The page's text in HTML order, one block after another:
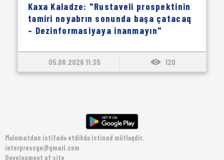
Kaxa Kaladze: "Rustaveli prospektinin
təmiri noyabrın sonunda başa çatacaq
– Dezinformasiyaya inanmayın"
05.08.2026 11:35 120
Məlumatdan istifadə etdikdə istinad mütləqdir.
interpressge@gmail.com
Development of site